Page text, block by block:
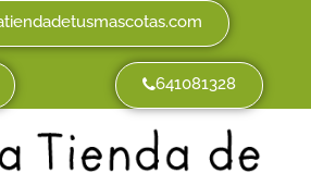
641081328